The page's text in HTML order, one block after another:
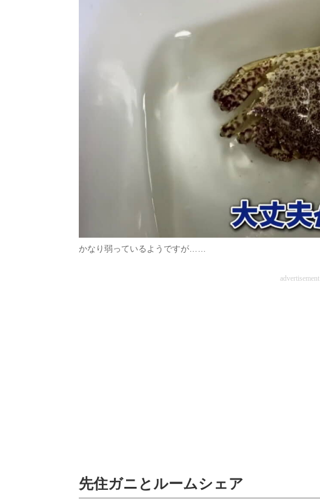
かなり弱っているようですが……
advertisement
先住ガニとルームシェア